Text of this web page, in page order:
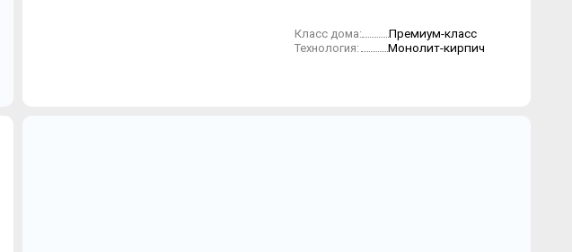
Класс дома: Премиум-класс
Технология: Монолит-кирпич